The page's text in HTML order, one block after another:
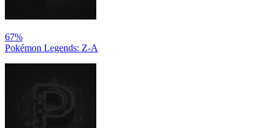
67%
Pokémon Legends: Z-A